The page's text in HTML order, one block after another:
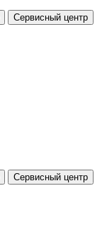
Сервисный центр
Сервисный центр